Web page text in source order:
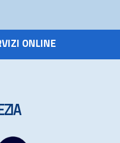
ONLINE